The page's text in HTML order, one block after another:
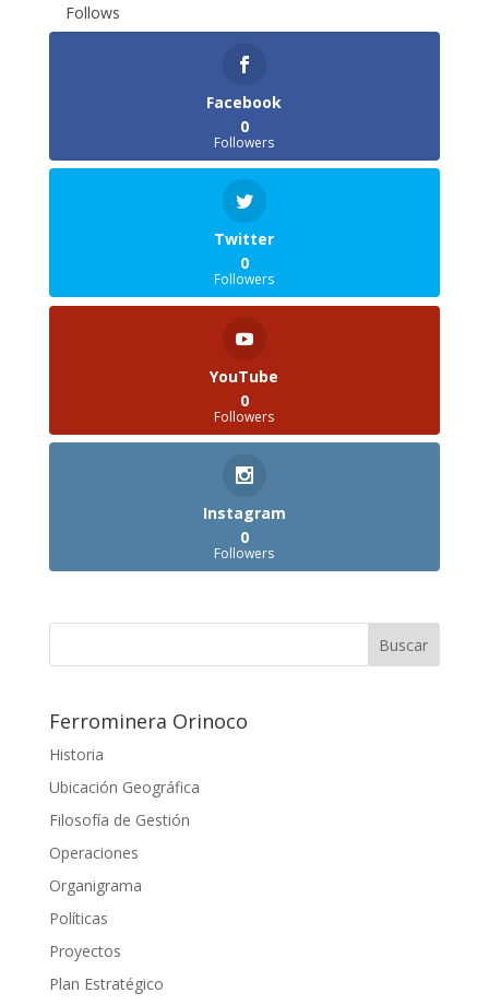
Follows
Facebook
0
Followers
Twitter
0
Followers
YouTube
0
Followers
Instagram
0
Followers
Ferrominera Orinoco
Historia
Ubicación Geográfica
Filosofía de Gestión
Operaciones
Organigrama
Políticas
Proyectos
Plan Estratégico